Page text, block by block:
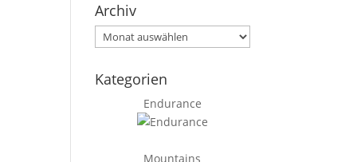
Archiv
Archiv
Kategorien
Endurance
Mountains